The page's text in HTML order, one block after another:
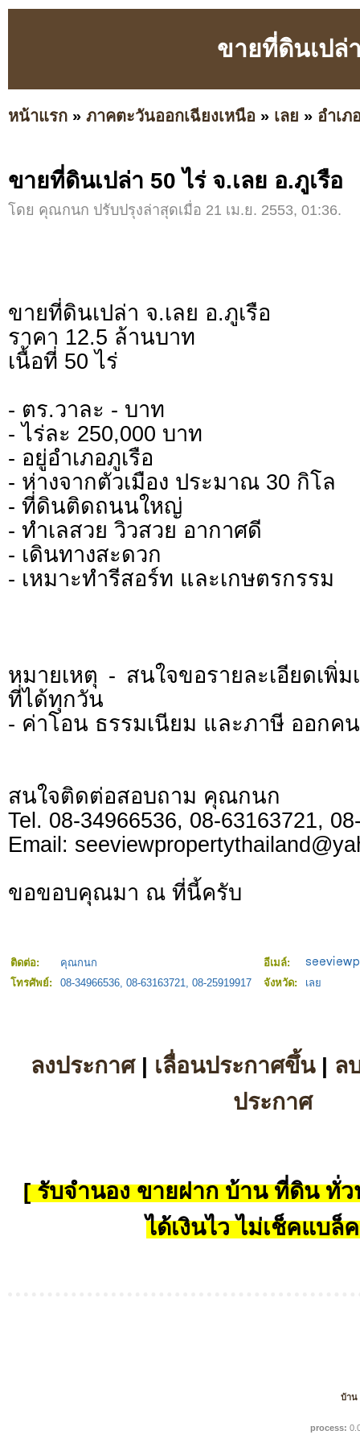
ขายที่ดินเปล่
หน้าแรก » ภาคตะวันออกเฉียงเหนือ » เลย » อำเภ
ขายที่ดินเปล่า 50 ไร่ จ.เลย อ.ภูเรือ
โดย คุณกนก ปรับปรุงล่าสุดเมื่อ 21 เม.ย. 2553, 01:36.
ขายที่ดินเปล่า จ.เลย อ.ภูเรือ
ราคา 12.5 ล้านบาท
เนื้อที่ 50 ไร่
- ตร.วาละ - บาท
- ไร่ละ 250,000 บาท
- อยู่อำเภอภูเรือ
- ห่างจากตัวเมือง ประมาณ 30 กิโล
- ที่ดินติดถนนใหญ่
- ทำเลสวย วิวสวย อากาศดี
- เดินทางสะดวก
- เหมาะทำรีสอร์ท และเกษตรกรรม
หมายเหตุ - สนใจขอรายละเอียดเพิ่
ที่ได้ทุกวัน
- ค่าโอน ธรรมเนียม และภาษี ออกค
สนใจติดต่อสอบถาม คุณกนก
Tel. 08-34966536, 08-63163721,
Email:
ขอขอบคุณมา ณ ที่นี้ครับ
ติดต่อ: คุณกนก
อีเมล์:
โทรศัพย์:
08-34966536, 08-63163721, 08-25919917 จังหวัด: เลย
ลงประกาศ| เลื่อนประกาศขึ้น| ล
ประกาศ
[ รับจำนอง ขายฝาก บ้าน ที่ดิน ทั่ว
ได้เงินไว ไม่เช็คแบล็
บ้าน
process: